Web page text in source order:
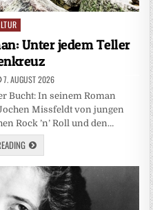
Unter jedem Teller
7. AUGUST 2026
Bucht: In seinem Roman
Missfeldt von jungen
Rock ’n’ Roll und den…